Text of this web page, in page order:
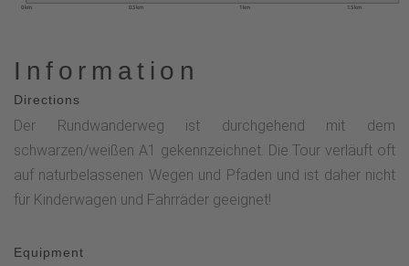
0 km 0.5 km 1 km 1.5 km
Information
Directions
Der Rundwanderweg ist durchgehend mit dem
schwarzen/weißen A1 gekennzeichnet. Die Tour verläuft oft
auf naturbelassenen Wegen und Pfaden und ist daher nicht
für Kinderwagen und Fahrräder geeignet!
Equipment